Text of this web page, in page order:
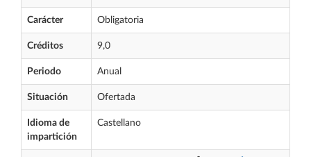
Carácter Obligatoria
Créditos 9,0
Periodo Anual
Situación Ofertada
Idioma de
impartición
Castellano